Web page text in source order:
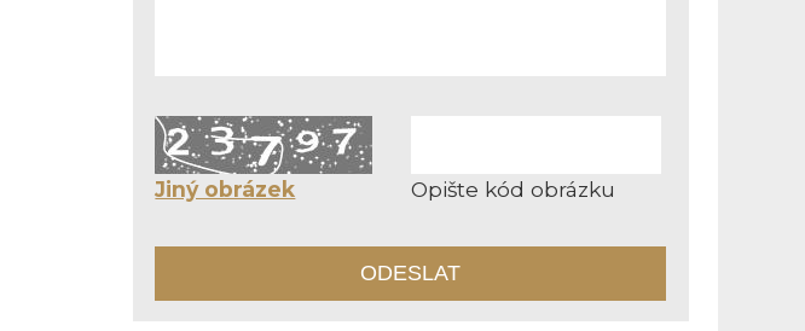
Jiný obrázek Opište kód obrázku